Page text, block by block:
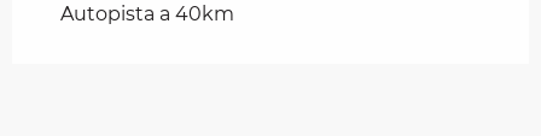
Autopista a 40km